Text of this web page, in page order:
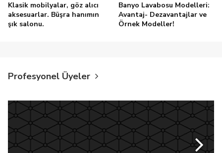
Klasik mobilyalar, göz alıcı
aksesuarlar. Büşra hanımın
şık salonu.
Banyo Lavabosu Modelleri:
Avantaj- Dezavantajlar ve
Örnek Modeller!
Profesyonel Üyeler